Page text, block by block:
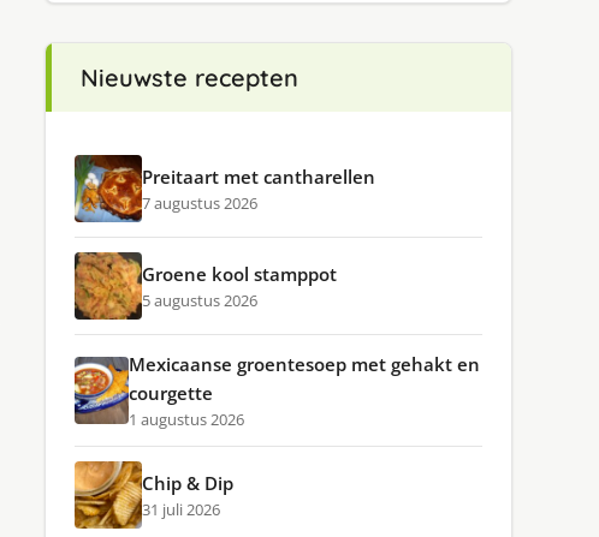
Nieuwste recepten
Preitaart met cantharellen
7 augustus 2026
Groene kool stamppot
5 augustus 2026
Mexicaanse groentesoep met gehakt en
courgette
1 augustus 2026
Chip & Dip
31 juli 2026